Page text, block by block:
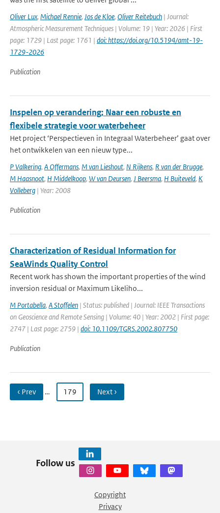
Oliver Lux, Michael Rennie, Jos de Kloe, Oliver Reitebuch | Journal:
Atmospheric Measurement Techniques | Volume: 19 | Year: 2026 | First
page: 1729 | Last page: 1761 | doi: https://doi.org/10.5194/amt-19-
1729-2026
Publication
Inspelen op verandering; Naar een robuste en
flexibele strategie voor waterbeheer
Het project ‘Perspectieven in Integraal Waterbeheer’ gaat over
het ontwikkelen van een nieuw type...
P Valkering, A Offermans, M van Lieshout, N Rijkens, R van der Brugge,
M Haasnoot, H Middelkoop, W van Deursen, J Beersma, H Buiteveld, K
Volleberg | Year: 2008
Publication
Characterization of Residual Information for
SeaWinds Quality Control
Recent work has shown the important properties of the wind
inversion residual or Maximum Likeliho...
M Portabella, A Stoffelen | Status: published | Journal: IEEE Transactions
on Geoscience and Remote Sensing | Volume: 40 | Year: 2002 | First page:
2747 | Last page: 2759 | doi: 10.1109/TGRS.2002.807750
Publication
‹ Prev … 179 Next ›
Follow us
Copyright
Privacy